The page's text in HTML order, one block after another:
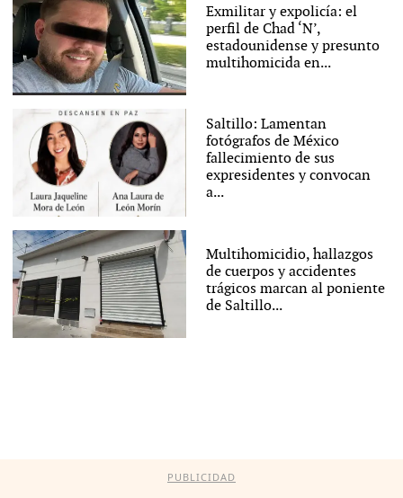
Exmilitar y expolicía: el
perfil de Chad ‘N’,
estadounidense y presunto
multihomicida en...
Saltillo: Lamentan
fotógrafos de México
fallecimiento de sus
expresidentes y convocan
a...
Multihomicidio, hallazgos
de cuerpos y accidentes
trágicos marcan al poniente
de Saltillo...
PUBLICIDAD